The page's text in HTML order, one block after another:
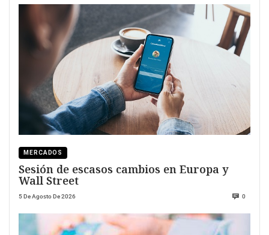
MERCADOS
Sesión de escasos cambios en Europa y
Wall Street
5 De Agosto De 2026 0